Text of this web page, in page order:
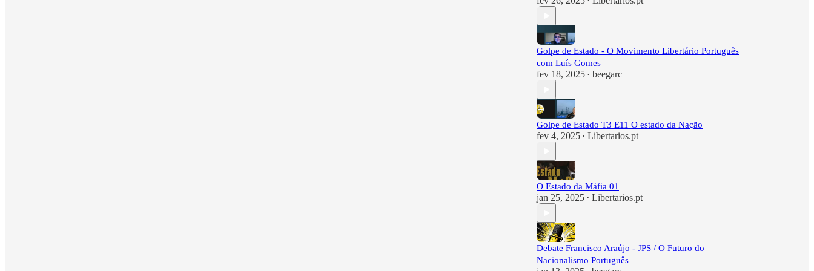
Golpe de Estado - O Movimento Libertário Português
com Luís Gomes
fev 18, 2025 • beegarc
Golpe de Estado T3 E11 O estado da Nação
fev 4, 2025 • Libertarios.pt
O Estado da Máfia 01
jan 25, 2025 • Libertarios.pt
Debate Francisco Araújo - JPS / O Futuro do
Nacionalismo Português